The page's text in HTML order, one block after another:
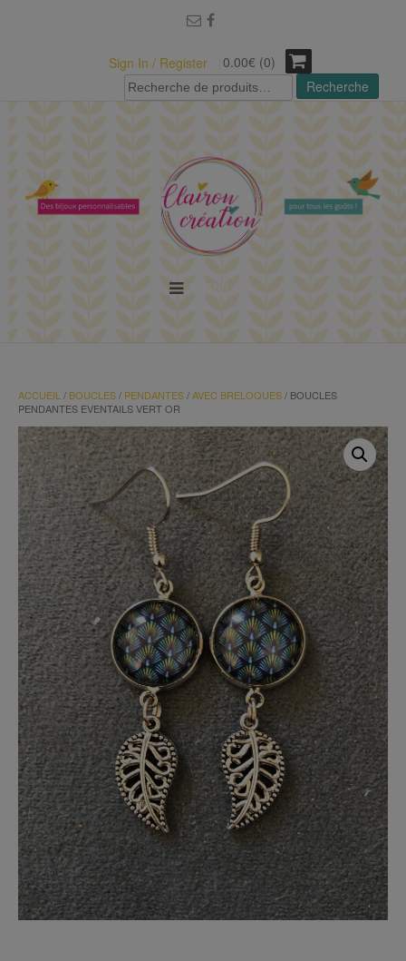
Sign In / Register
0.00€ (0)
Recherche
pour :
Recherche
ACCUEIL / BOUCLES/ PENDANTES/AVEC BRELOQUES/ BOUCLES
PENDANTES EVENTAILS VERT OR